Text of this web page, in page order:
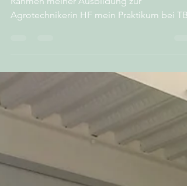
Ich bin Carla, 20 Jahre alt, und absolviere im
Arbeitsalltag gewinnen und wertvolle
interessant finde ich, wie vielseitig die
bei TBB-Rind ist. Je nach Einsatzgebiet
stehen unterschiedliche Aufgaben im
Bestandesbetreuung, bei der
Kriechstromdiagnostik oder bei wei